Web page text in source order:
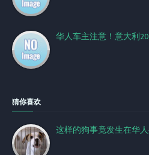
华人车主注意！意大利
猜你喜欢
这样的狗事竟发生在华人